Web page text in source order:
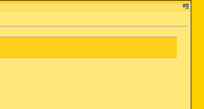
#9